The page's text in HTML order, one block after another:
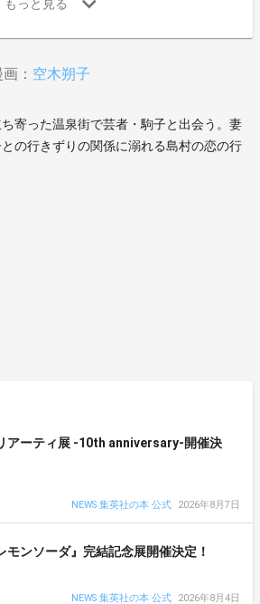
： 空木朔子
寄った温泉街で芸者・駒子と出会う。妻
の行きずりの関係に溺れる島村の恋の行
アーティ展 -10th anniversary-開催決
NEWS 集英社の本 公式
2026年8月7日
モンソーダ』完結記念展開催決定！
NEWS 集英社の本 公式
2026年8月4日